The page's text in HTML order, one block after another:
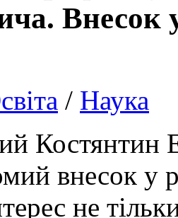
Внесок
/ Наука
Костянтин
внесок у
не